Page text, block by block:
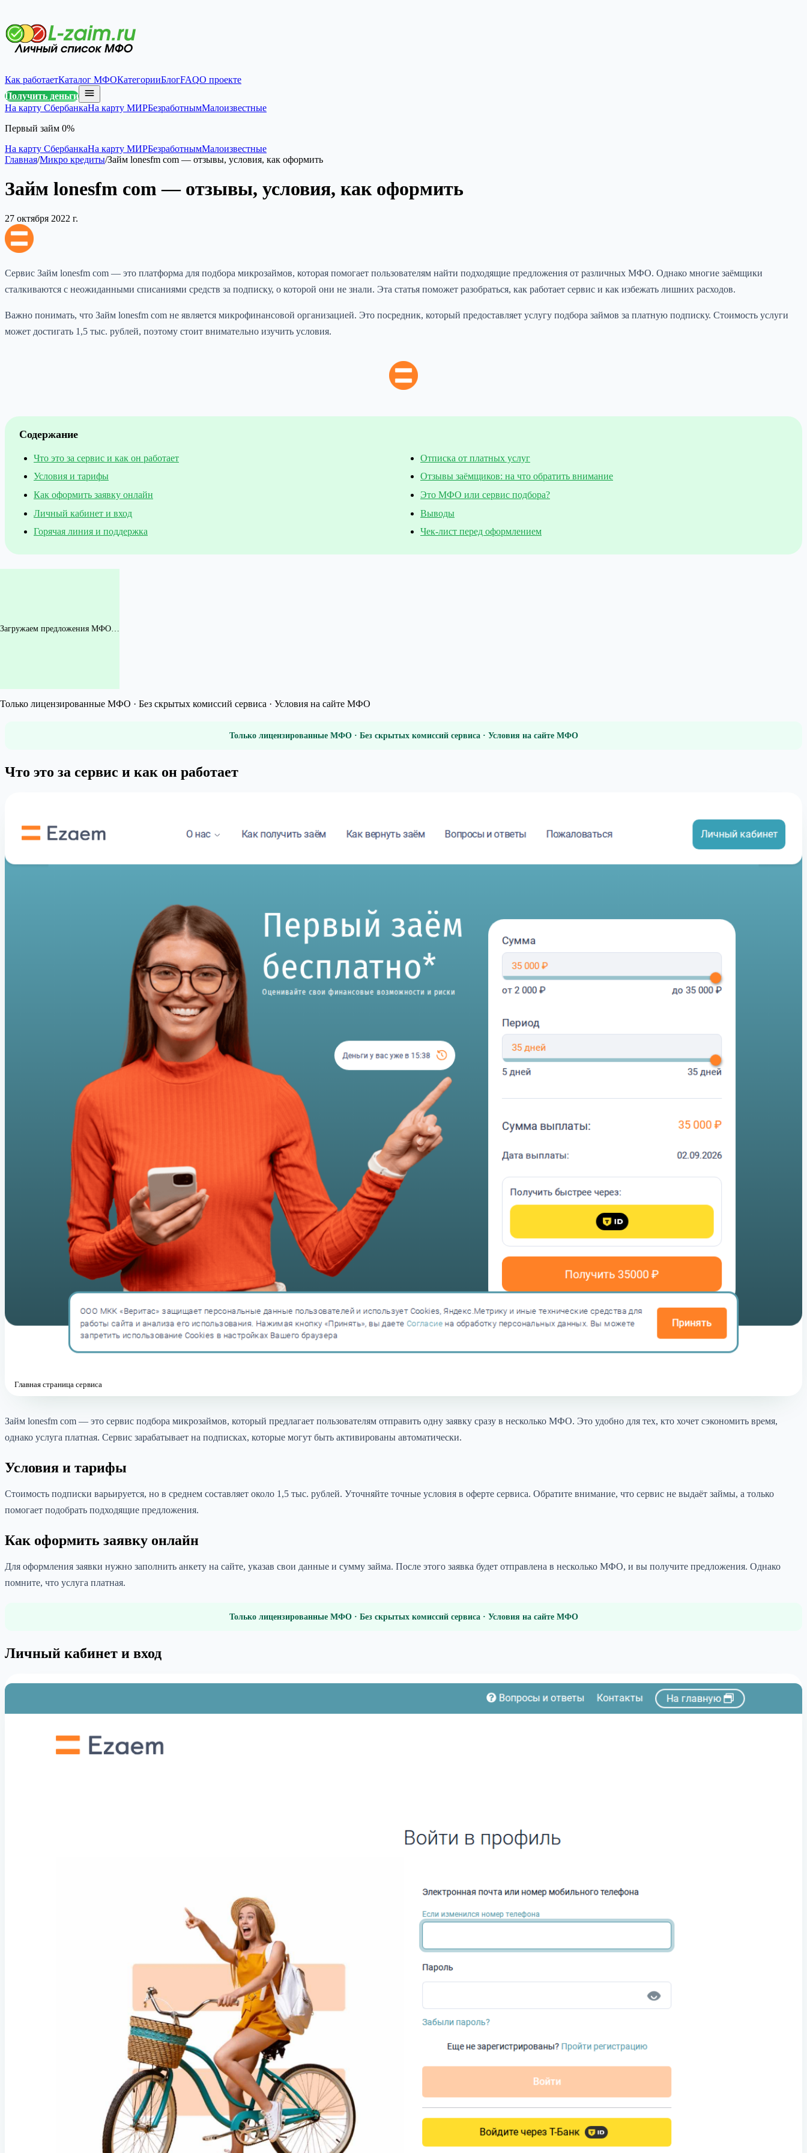
Как работаетКаталог МФОКатегорииБлогFAQО проекте
Получить деньги
На карту СбербанкаНа карту МИРБезработнымМалоизвестные
Первый займ 0%
На карту СбербанкаНа карту МИРБезработнымМалоизвестные
Главная/Микро кредиты/Займ lonesfm com — отзывы, условия, как оформить
Займ lonesfm com — отзывы, условия, как оформить
27 октября 2022 г.
Сервис Займ lonesfm com — это платформа для подбора микрозаймов, которая помогает пользователям найти подходящие предложения от различных МФО. Однако многие заёмщики
сталкиваются с неожиданными списаниями средств за подписку, о которой они не знали. Эта статья поможет разобраться, как работает сервис и как избежать лишних расходов.
Важно понимать, что Займ lonesfm com не является микрофинансовой организацией. Это посредник, который предоставляет услугу подбора займов за платную подписку. Стоимость услуги
может достигать 1,5 тыс. рублей, поэтому стоит внимательно изучить условия.
Содержание
Что это за сервис и как он работает
Условия и тарифы
Как оформить заявку онлайн
Личный кабинет и вход
Горячая линия и поддержка
Отписка от платных услуг
Отзывы заёмщиков: на что обратить внимание
Это МФО или сервис подбора?
Выводы
Чек-лист перед оформлением
Загружаем предложения МФО…
Только лицензированные МФО · Без скрытых комиссий сервиса · Условия на сайте МФО
Только лицензированные МФО · Без скрытых комиссий сервиса · Условия на сайте МФО
Что это за сервис и как он работает
Главная страница сервиса
Займ lonesfm com — это сервис подбора микрозаймов, который предлагает пользователям отправить одну заявку сразу в несколько МФО. Это удобно для тех, кто хочет сэкономить время,
однако услуга платная. Сервис зарабатывает на подписках, которые могут быть активированы автоматически.
Условия и тарифы
Стоимость подписки варьируется, но в среднем составляет около 1,5 тыс. рублей. Уточняйте точные условия в оферте сервиса. Обратите внимание, что сервис не выдаёт займы, а только
помогает подобрать подходящие предложения.
Как оформить заявку онлайн
Для оформления заявки нужно заполнить анкету на сайте, указав свои данные и сумму займа. После этого заявка будет отправлена в несколько МФО, и вы получите предложения. Однако
помните, что услуга платная.
Только лицензированные МФО · Без скрытых комиссий сервиса · Условия на сайте МФО
Личный кабинет и вход